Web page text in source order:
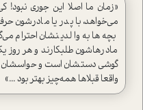
«زمان ما اصلا اين جوري
مي‌خواهد، با پدر یا مادرشون
بچه‌ها به والدینشان احترام
مادرهاشون طلبكارند و هر
گوشي دستشان است و حواسشان
واقعا قبلاها همه‌چيز بهتر بود ...»